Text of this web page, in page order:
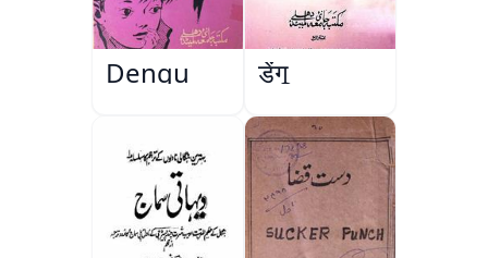
Dengu डेंगू